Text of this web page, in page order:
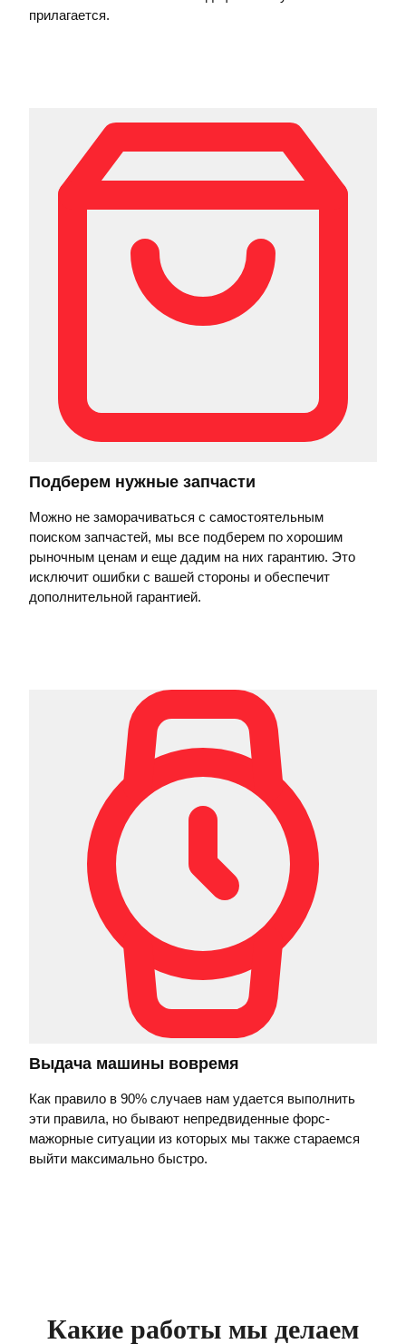
прилагается.
Подберем нужные запчасти
Можно не заморачиваться с самостоятельным
поиском запчастей, мы все подберем по хорошим
рыночным ценам и еще дадим на них гарантию. Это
исключит ошибки с вашей стороны и обеспечит
дополнительной гарантией.
Выдача машины вовремя
Как правило в 90% случаев нам удается выполнить
эти правила, но бывают непредвиденные форс-
мажорные ситуации из которых мы также стараемся
выйти максимально быстро.
Какие работы мы делаем